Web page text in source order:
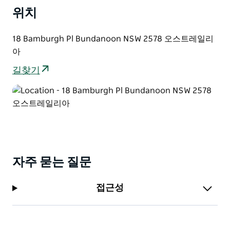
아름다운 원주민들이 독점적으로 심어져 있습니다.
Smeg 가전제품 독창적인 예술품 삼나무 창틀, 9피트 천
장 편안하고 격식을 갖춘 거실에 있는 가스 통나무 벽난로
가 있습니다. 메인 욕실은 독립형 갈퀴발 욕조와 아름다운
모두에 온열 수건 걸이와 온열 램프가 있어 편안함을 더해
줍니다.
위치
18 Bamburgh Pl Bundanoon NSW 2578 오스트레일리
아
길찾기
자주 묻는 질문
접근성